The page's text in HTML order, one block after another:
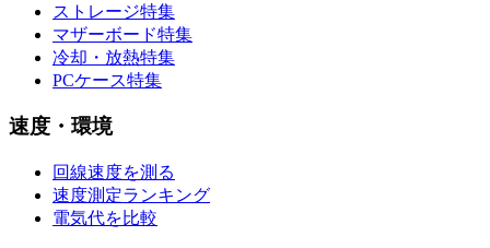
ストレージ特集
マザーボード特集
冷却・放熱特集
PCケース特集
速度・環境
回線速度を測る
速度測定ランキング
電気代を比較